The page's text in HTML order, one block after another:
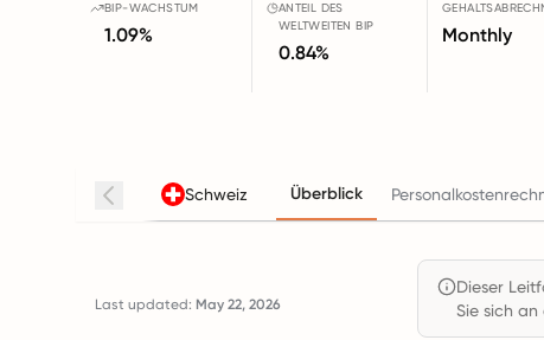
BIP-WACHSTUM
1.09%
ANTEIL DES
WELTWEITEN BIP
0.84%
Monthly
Schweiz Überblick
Last updated: May 22, 2026
Dieser
Sie sich